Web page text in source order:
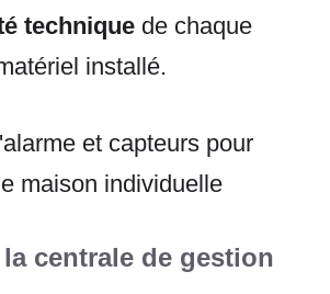
technique de chaque
installé.
centrale de gestion